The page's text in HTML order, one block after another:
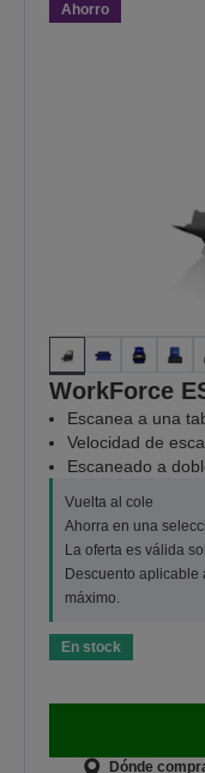
Ahorro
WorkForce
Escanea a una
Velocidad de
Escaneado a
Vuelta al cole
Ahorra en una
La oferta es válida
Descuento aplicable
máximo.
En stock
Dónde